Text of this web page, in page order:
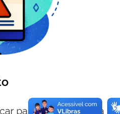
para visualizar essa